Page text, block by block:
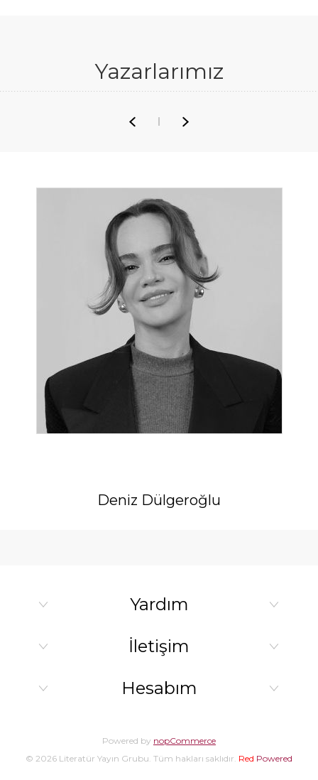
Yazarlarımız
Deniz Dülgeroğlu
Yardım
İletişim
Hesabım
Powered by nopCommerce
© 2026 Literatür Yayın Grubu. Tüm hakları saklıdır. Red Powered